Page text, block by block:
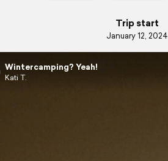
Trip start
January 12, 2024
Wintercamping? Yeah!
Kati T.